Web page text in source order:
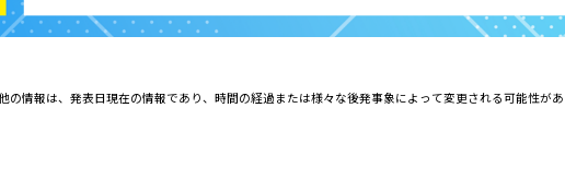
情報は、発表日現在の情報であり、時間の経過または様々な後発事象によって変更される可能性が